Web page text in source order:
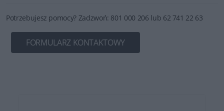
Potrzebujesz pomocy? Zadzwoń: 801 000 206 lub 62 741 22 63
FORMULARZ KONTAKTOWY